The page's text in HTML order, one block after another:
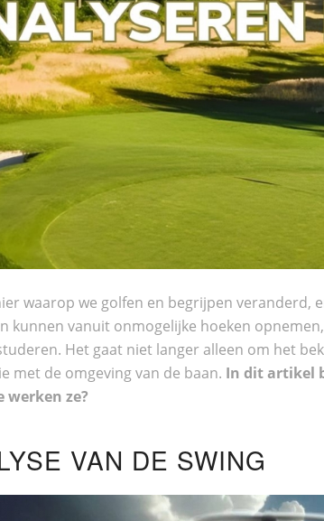
waarop we golfen en begrijpen
kunnen vanuit onmogelijke hoeken
Het gaat niet langer alleen om het
met de omgeving van de baan. In dit artikel
werken ze?
VAN DE SWING